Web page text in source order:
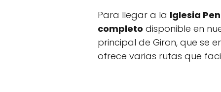
Para llegar a la Iglesia
completo disponible en
principal de Giron, que se
ofrece varias rutas que